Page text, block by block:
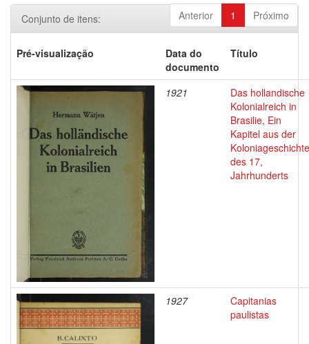
Anterior 1 Próximo
Conjunto de itens:
Pré-visualização
Data do
documento
Título
1921
Das hollandische
Kolonialreich in
Brasilie, Ein
Kapitel aus der
Koloniageschichte
des 17,
Jahrhunderts
1927
Capitanias
paulistas